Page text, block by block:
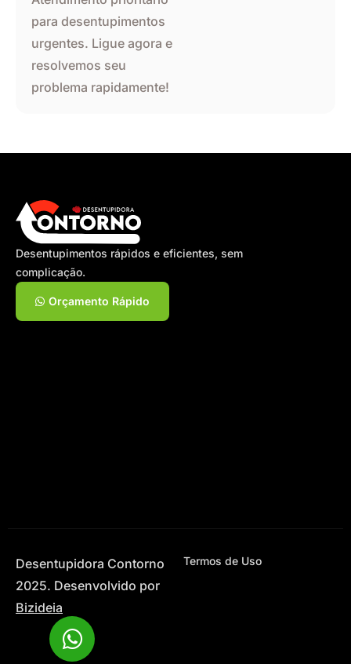
para desentupimentos
urgentes. Ligue agora e
resolvemos seu
problema rapidamente!
Desentupimentos rápidos e eficientes, sem
complicação.
Orçamento Rápido
Desentupidora Contorno
2025. Desenvolvido por
Bizideia
Termos de Uso